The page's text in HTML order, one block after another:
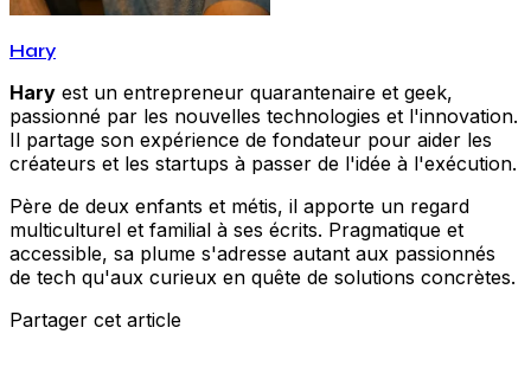
Hary
Hary est un entrepreneur quarantenaire et geek,
passionné par les nouvelles technologies et l'innovation.
Il partage son expérience de fondateur pour aider les
créateurs et les startups à passer de l'idée à l'exécution.
Père de deux enfants et métis, il apporte un regard
multiculturel et familial à ses écrits. Pragmatique et
accessible, sa plume s'adresse autant aux passionnés
de tech qu'aux curieux en quête de solutions concrètes.
Partager cet article